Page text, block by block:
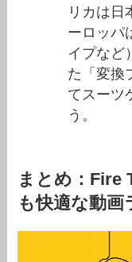
リカは日
ーロッパ
イプなど
た「変換
てスーツ
う。
まとめ：Fire
も快適な動画